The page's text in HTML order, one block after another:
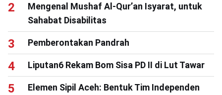
Mengenal Mushaf Al-Qur’an Isyarat, untuk
Sahabat Disabilitas
Pemberontakan Pandrah
Liputan6 Rekam Bom Sisa PD II di Lut Tawar
Elemen Sipil Aceh: Bentuk Tim Independen